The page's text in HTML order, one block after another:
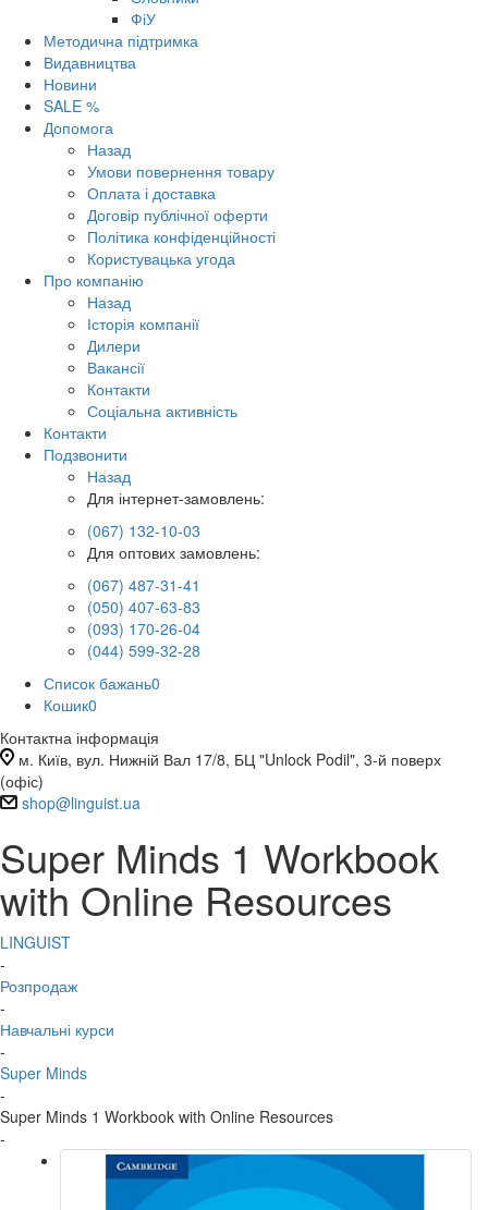
ФіУ
Методична підтримка
Видавництва
Новини
SALE %
Допомога
Назад
Умови повернення товару
Оплата і доставка
Договір публічної оферти
Політика конфіденційності
Користувацька угода
Про компанію
Назад
Історія компанії
Дилери
Вакансії
Контакти
Соціальна активність
Контакти
Подзвонити
Назад
Для інтернет-замовлень:
(067) 132-10-03
Для оптових замовлень:
(067) 487-31-41
(050) 407-63-83
(093) 170-26-04
(044) 599-32-28
Список бажань0
Кошик0
Контактна інформація
м. Київ, вул. Нижній Вал 17/8, БЦ "Unlock Podil", 3-й поверх
(офіс)
shop@linguist.ua
Super Minds 1 Workbook
with Online Resources
LINGUIST
-
Розпродаж
-
Навчальні курси
-
Super Minds
-
Super Minds 1 Workbook with Online Resources
-